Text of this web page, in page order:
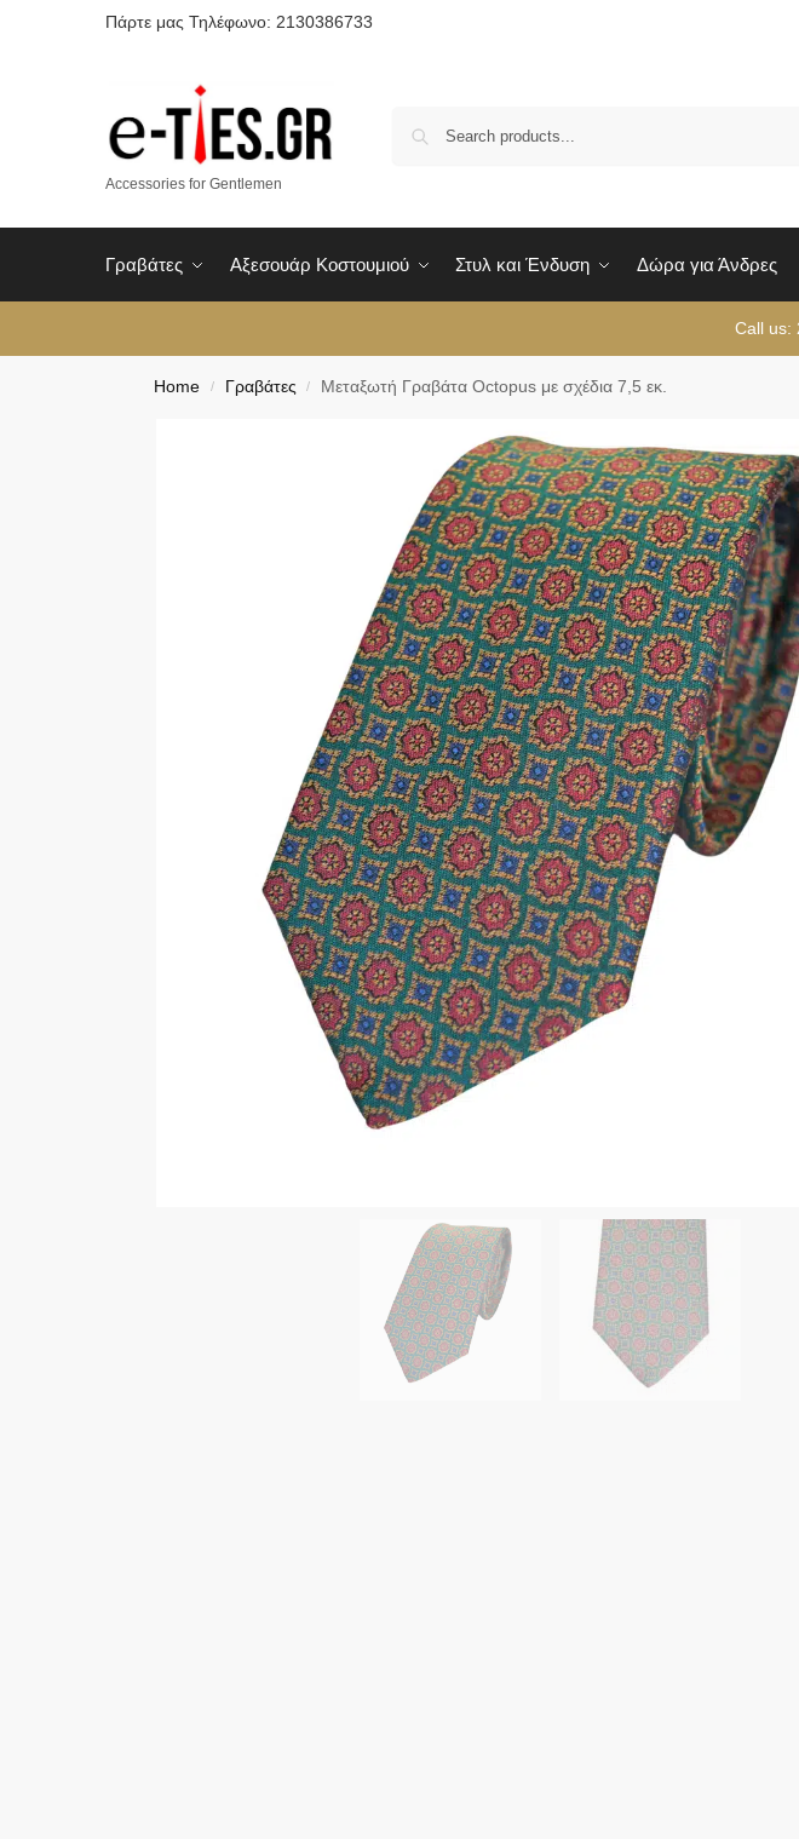
Πάρτε μας Τηλέφωνο: 2130386733
Accessories for Gentlemen
Γραβάτες Αξεσουάρ Κοστουμιού Στυλ και Ένδυση Δώρα για Άνδρες
Call us:
Home / Γραβάτες / Μεταξωτή Γραβάτα Octopus με σχέδια 7,5 εκ.